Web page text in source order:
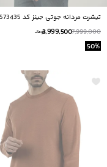
تیشرت مردانه جوتی جینز کد 51573435
7,999,000
3,999,500تومانــ
50%